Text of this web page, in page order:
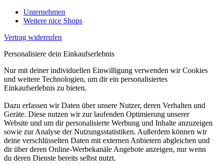
Unternehmen
Weitere nice Shops
Vertrag widerrufen
Personalisiere dein Einkaufserlebnis
Nur mit deiner individuellen Einwilligung verwenden wir Cookies
und weitere Technologien, um dir ein personalisiertes
Einkaufserlebnis zu bieten.
Dazu erfassen wir Daten über unsere Nutzer, deren Verhalten und
Geräte. Diese nutzen wir zur laufenden Optimierung unserer
Website und um dir personalisierte Werbung und Inhalte anzuzeigen
sowie zur Analyse der Nutzungsstatistiken. Außerdem können wir
deine verschlüsselten Daten mit externen Anbietern abgleichen und
dir über deren Online-Werbekanäle Angebote anzeigen, nur wenn
du deren Dienste bereits selbst nutzt.